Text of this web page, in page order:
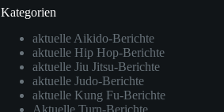
Kategorien
aktuelle Aikido-Berichte
aktuelle Hip Hop-Berichte
aktuelle Jiu Jitsu-Berichte
aktuelle Judo-Berichte
aktuelle Kung Fu-Berichte
Aktuelle Turn-Berichte